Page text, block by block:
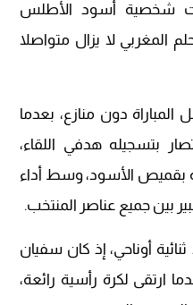
شخصية أسود الأطلس
المغربي لا يزال متواصلا
المباراة دون منازع، بعدما
بتسجيله هدفي اللقاء،
بقميص الأسود، وسط أداء
بين جميع عناصر المنتخب.
أوناحي، إذ كان سفيان
ارتقى لكرة رأسية رائعة،